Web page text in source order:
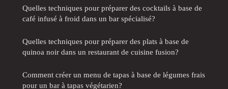
Quelles techniques pour préparer des cocktails à base de
café infusé à froid dans un bar spécialisé?
Quelles techniques pour préparer des plats à base de
quinoa noir dans un restaurant de cuisine fusion?
Comment créer un menu de tapas à base de légumes frais
pour un bar à tapas végétarien?